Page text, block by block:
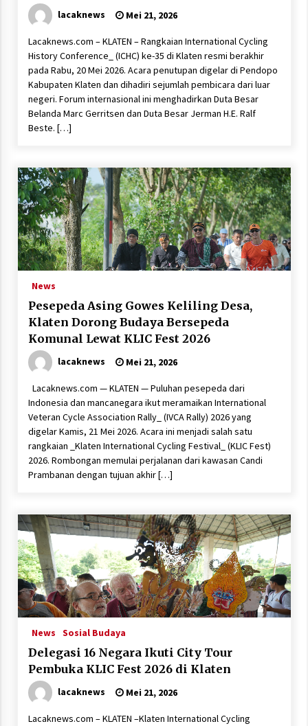
lacaknews Mei 21, 2026
Lacaknews.com – KLATEN – Rangkaian International Cycling
History Conference_ (ICHC) ke-35 di Klaten resmi berakhir
pada Rabu, 20 Mei 2026. Acara penutupan digelar di Pendopo
Kabupaten Klaten dan dihadiri sejumlah pembicara dari luar
negeri. Forum internasional ini menghadirkan Duta Besar
Belanda Marc Gerritsen dan Duta Besar Jerman H.E. Ralf
Beste. […]
News
Pesepeda Asing Gowes Keliling Desa,
Klaten Dorong Budaya Bersepeda
Komunal Lewat KLIC Fest 2026
lacaknews Mei 21, 2026
Lacaknews.com — KLATEN — Puluhan pesepeda dari
Indonesia dan mancanegara ikut meramaikan International
Veteran Cycle Association Rally_ (IVCA Rally) 2026 yang
digelar Kamis, 21 Mei 2026. Acara ini menjadi salah satu
rangkaian _Klaten International Cycling Festival_ (KLIC Fest)
2026. Rombongan memulai perjalanan dari kawasan Candi
Prambanan dengan tujuan akhir […]
News Sosial Budaya
Delegasi 16 Negara Ikuti City Tour
Pembuka KLIC Fest 2026 di Klaten
lacaknews Mei 21, 2026
Lacaknews.com – KLATEN –Klaten International Cycling